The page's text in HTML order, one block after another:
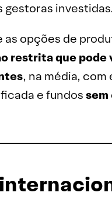
gestoras
as opções de
restrita que pode
, na média,
e fundos